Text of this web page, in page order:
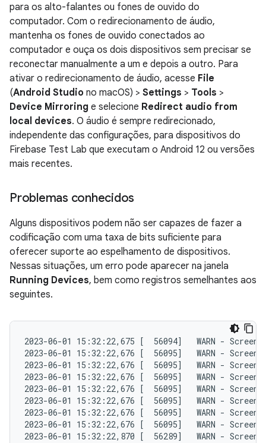
para os alto-falantes ou fones de ouvido do
computador. Com o redirecionamento de áudio,
mantenha os fones de ouvido conectados ao
computador e ouça os dois dispositivos sem precisar se
reconectar manualmente a um e depois a outro. Para
ativar o redirecionamento de áudio, acesse File
(Android Studio no macOS) > Settings > Tools >
Device Mirroring e selecione Redirect audio from
local devices. O áudio é sempre redirecionado,
independente das configurações, para dispositivos do
Firebase Test Lab que executam o Android 12 ou versões
mais recentes.
Problemas conhecidos
Alguns dispositivos podem não ser capazes de fazer a
codificação com uma taxa de bits suficiente para
oferecer suporte ao espelhamento de dispositivos.
Nessas situações, um erro pode aparecer na janela
Running Devices, bem como registros semelhantes aos
seguintes.
2023-06-01 15:32:22,675 [  56094]   WARN -
2023-06-01 15:32:22,676 [  56095]   WARN -
2023-06-01 15:32:22,676 [  56095]   WARN -
2023-06-01 15:32:22,676 [  56095]   WARN -
2023-06-01 15:32:22,676 [  56095]   WARN -
2023-06-01 15:32:22,676 [  56095]   WARN -
2023-06-01 15:32:22,676 [  56095]   WARN -
2023-06-01 15:32:22,676 [  56095]   WARN -
2023-06-01 15:32:22,870 [  56289]   WARN -